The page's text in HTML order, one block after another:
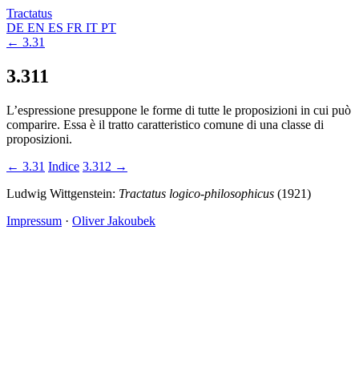
Tractatus
DE EN ES FR IT PT
← 3.31
3.311
L’espressione presuppone le forme di tutte le proposizioni in cui può
comparire. Essa è il tratto caratteristico comune di una classe di
proposizioni.
← 3.31 Indice 3.312 →
Ludwig Wittgenstein: Tractatus logico-philosophicus (1921)
Impressum · Oliver Jakoubek